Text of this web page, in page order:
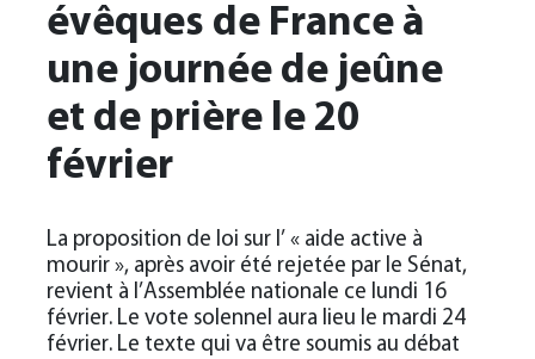
évêques de France à
une journée de jeûne
et de prière le 20
février
La proposition de loi sur l’ « aide active à
mourir », après avoir été rejetée par le Sénat,
revient à l’Assemblée nationale ce lundi 16
février. Le vote solennel aura lieu le mardi 24
février. Le texte qui va être soumis au débat